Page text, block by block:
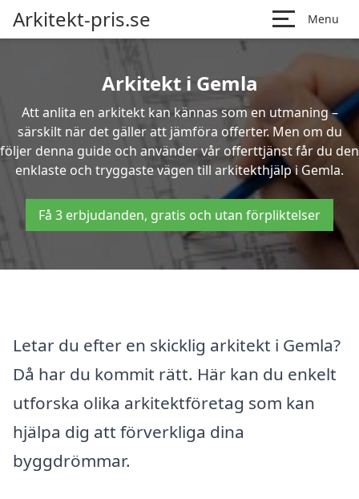
Arkitekt-pris.se Menu
Arkitekt i Gemla
Att anlita en arkitekt kan kännas som en utmaning –
särskilt när det gäller att jämföra offerter. Men om du
följer denna guide och använder vår offerttjänst får du den
enklaste och tryggaste vägen till arkitekthjälp i Gemla.
Få 3 erbjudanden, gratis och utan förpliktelser
Letar du efter en skicklig arkitekt i Gemla?
Då har du kommit rätt. Här kan du enkelt
utforska olika arkitektföretag som kan
hjälpa dig att förverkliga dina
byggdrömmar.